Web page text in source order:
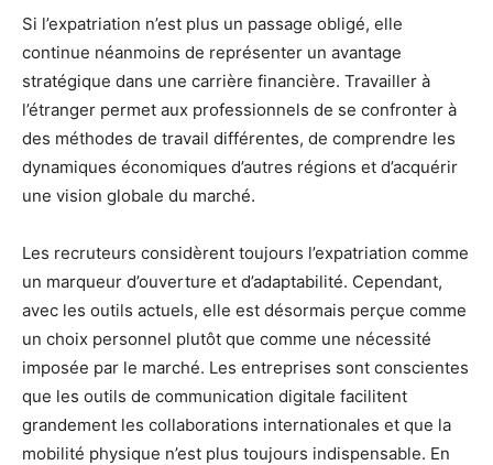
Si l’expatriation n’est plus un passage obligé, elle
continue néanmoins de représenter un avantage
stratégique dans une carrière financière. Travailler à
l’étranger permet aux professionnels de se confronter à
des méthodes de travail différentes, de comprendre les
dynamiques économiques d’autres régions et d’acquérir
une vision globale du marché.
Les recruteurs considèrent toujours l’expatriation comme
un marqueur d’ouverture et d’adaptabilité. Cependant,
avec les outils actuels, elle est désormais perçue comme
un choix personnel plutôt que comme une nécessité
imposée par le marché. Les entreprises sont conscientes
que les outils de communication digitale facilitent
grandement les collaborations internationales et que la
mobilité physique n’est plus toujours indispensable. En